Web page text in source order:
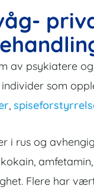
av psykiatere
som
,
i rus og
Flere har